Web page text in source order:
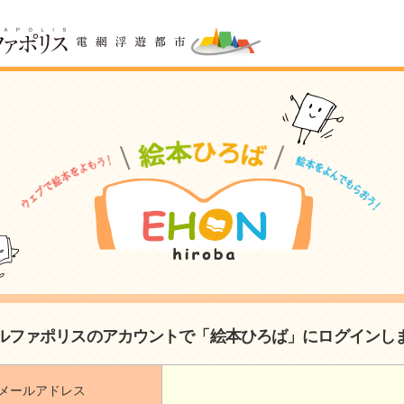
ファポリスのアカウントで「絵本ひろば」にログインし
ールアドレス